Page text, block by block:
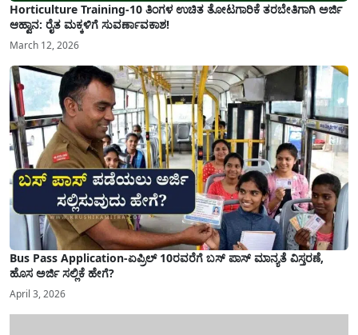
Horticulture Training-10 ತಿಂಗಳ ಉಚಿತ ತೋಟಗಾರಿಕೆ ತರಬೇತಿಗಾಗಿ ಅರ್ಜಿ
ಆಹ್ವಾನ: ರೈತ ಮಕ್ಕಳಿಗೆ ಸುವರ್ಣಾವಕಾಶ!
March 12, 2026
Bus Pass Application-ಏಪ್ರಿಲ್ 10ರವರೆಗೆ ಬಸ್ ಪಾಸ್ ಮಾನ್ಯತೆ ವಿಸ್ತರಣೆ,
ಹೊಸ ಅರ್ಜಿ ಸಲ್ಲಿಕೆ ಹೇಗೆ?
April 3, 2026